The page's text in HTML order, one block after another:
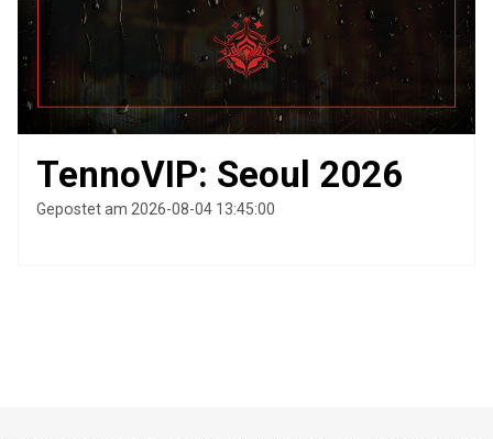
TennoVIP: Seoul 2026
Gepostet am 2026-08-04 13:45:00